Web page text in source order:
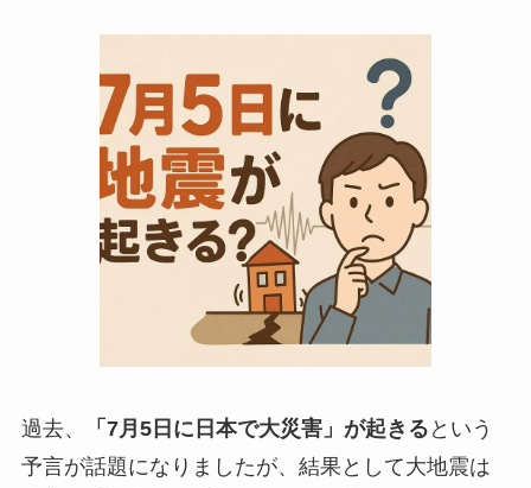
過去、 「7月5日に日本で大災害」が起きる という
予言が話題になりましたが、結果として大地震は